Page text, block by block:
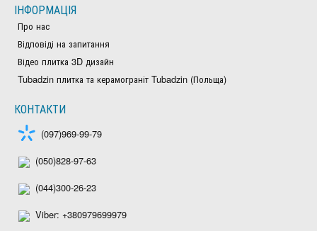
ІНФОРМАЦІЯ
Про нас
Відповіді на запитання
Відео плитка 3D дизайн
Tubadzin плитка та керамограніт Tubadzin (Польща)
КОНТАКТИ
(097)969-99-79
(050)828-97-63
(044)300-26-23
Viber: +380979699979